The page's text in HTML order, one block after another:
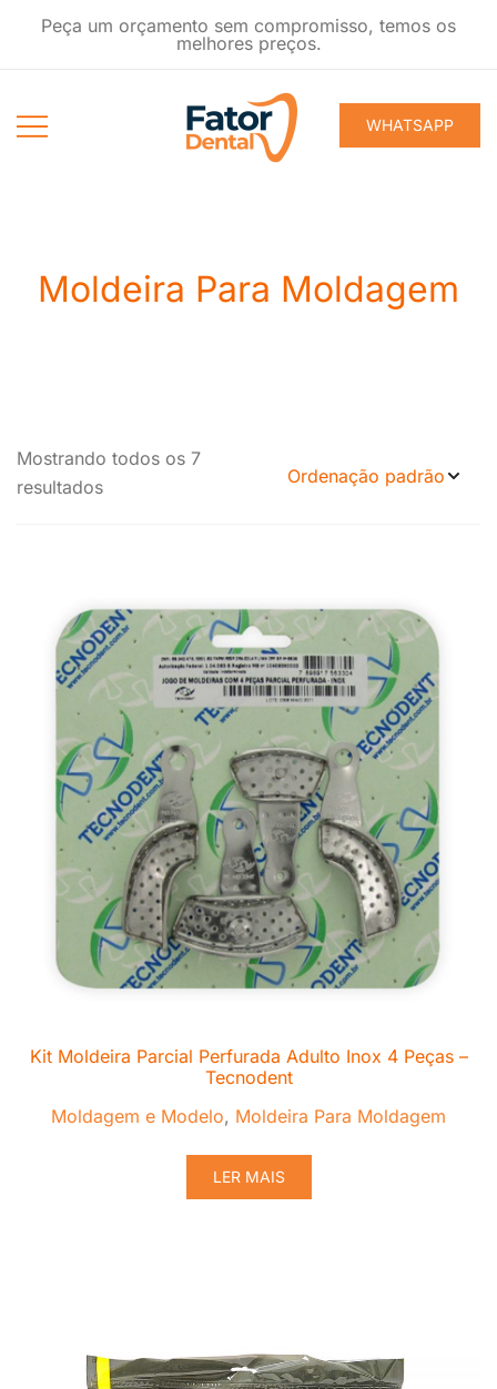
Peça um orçamento sem compromisso, temos os
melhores preços.
WHATSAPP
Moldeira Para Moldagem
Mostrando todos os 7
resultados
Kit Moldeira Parcial Perfurada Adulto Inox 4 Peças –
Tecnodent
Moldagem e Modelo, Moldeira Para Moldagem
LER MAIS